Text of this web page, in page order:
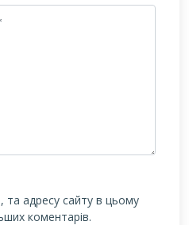
та адресу сайту в цьому
коментарів.